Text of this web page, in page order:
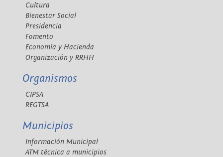
Cultura
Bienestar Social
Presidencia
Fomento
Economía y Hacienda
Organización y RRHH
Organismos
CIPSA
REGTSA
Municipios
Información Municipal
ATM técnica a municipios